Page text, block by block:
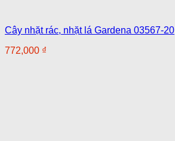
Cây nhặt rác, nhặt lá Gardena 03567-20
772,000 ₫